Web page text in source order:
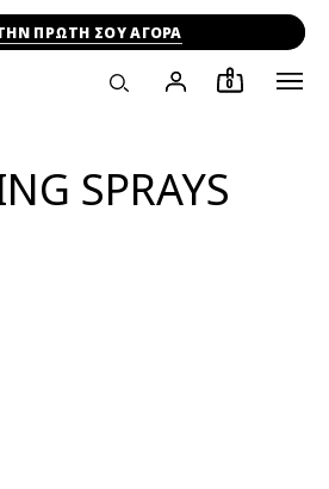
ΠΡΩΤΗ ΣΟΥ ΑΓΟΡΑ
0
SPRAYS